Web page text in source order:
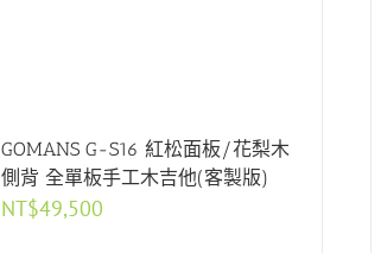
GOMANS G-S16 紅松面板/花梨木
側背 全單板手工木吉他(客製版)
NT$49,500